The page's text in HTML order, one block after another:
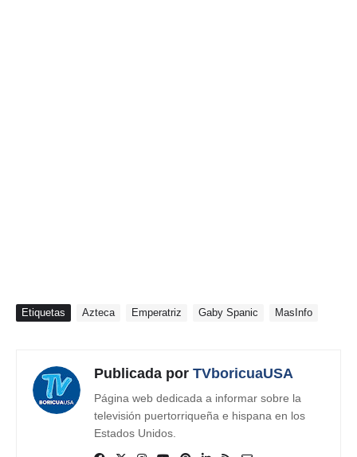
Etiquetas Azteca Emperatriz Gaby Spanic MasInfo
Publicada por TVboricuaUSA
Página web dedicada a informar sobre la
televisión puertorriqueña e hispana en los
Estados Unidos.